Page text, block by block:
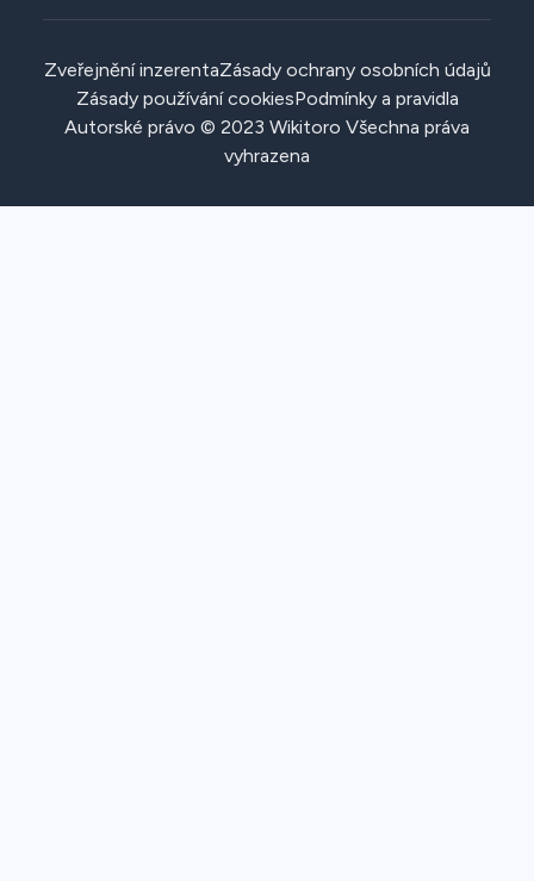
Autorské právo © 2023 Wikitoro Všechna práva
vyhrazena
Zveřejnění inzerentaZásady ochrany osobních údajů
Zásady používání cookiesPodmínky a pravidla